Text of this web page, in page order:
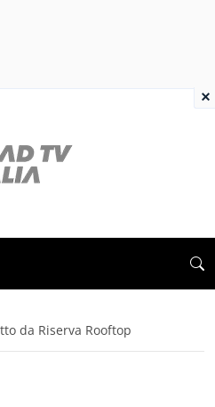
da Riserva Rooftop
×